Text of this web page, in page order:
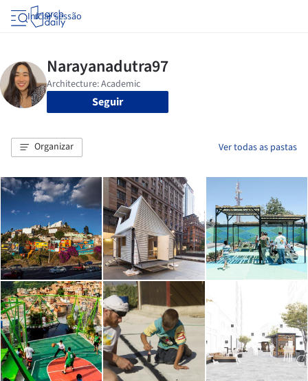
Iniciar sessão
Seguir
Organizar Ver todas as pastas